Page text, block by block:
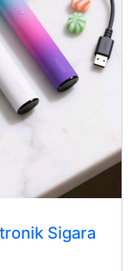
Sigara